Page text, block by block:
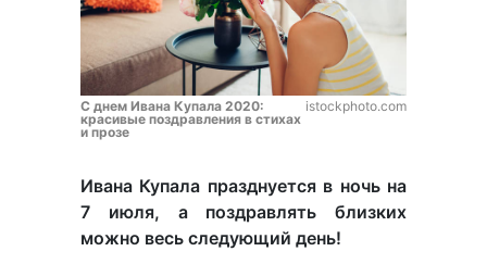
С днем Ивана Купала 2020:
красивые поздравления в стихах
и прозе
istockphoto.com
Ивана Купала празднуется в ночь на
7 июля, а поздравлять близких
можно весь следующий день!